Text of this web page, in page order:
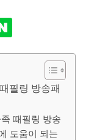
필링 방송패
때필링 방송
도움이 되는